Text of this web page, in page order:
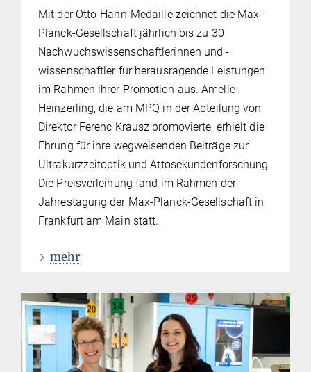
Mit der Otto-Hahn-Medaille zeichnet die Max-
Planck-Gesellschaft jährlich bis zu 30
Nachwuchswissenschaftlerinnen und -
wissenschaftler für herausragende Leistungen
im Rahmen ihrer Promotion aus. Amelie
Heinzerling, die am MPQ in der Abteilung von
Direktor Ferenc Krausz promovierte, erhielt die
Ehrung für ihre wegweisenden Beiträge zur
Ultrakurzzeitoptik und Attosekundenforschung.
Die Preisverleihung fand im Rahmen der
Jahrestagung der Max-Planck-Gesellschaft in
Frankfurt am Main statt.
mehr